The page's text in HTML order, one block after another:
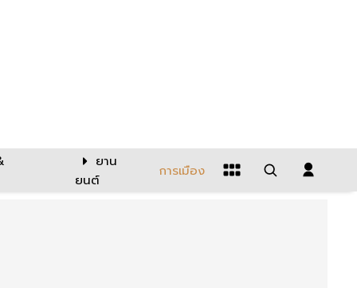
ยาน
ยนต์
การเมือง